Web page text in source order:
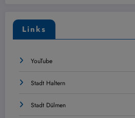
Links
YouTube
Stadt Haltern
Stadt Dülmen